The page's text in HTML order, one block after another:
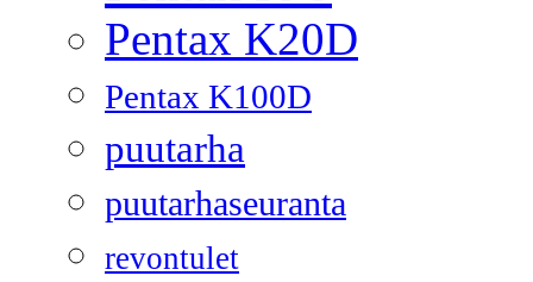
Pentax K20D
Pentax K100D
puutarha
puutarhaseuranta
revontulet